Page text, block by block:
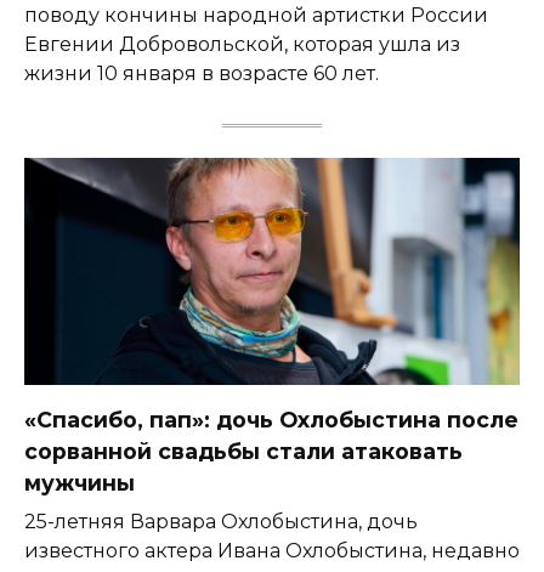
поводу кончины народной артистки России
Евгении Добровольской, которая ушла из
жизни 10 января в возрасте 60 лет.
«Спасибо, пап»: дочь Охлобыстина после
сорванной свадьбы стали атаковать
мужчины
25-летняя Варвара Охлобыстина, дочь
известного актера Ивана Охлобыстина, недавно